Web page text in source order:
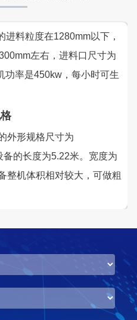
料粒度在1280mm以下，
左右，进料口尺寸为
功率是450kw，每小时可生
外形规格尺寸为
的长度为5.22米。宽度为
整机体积相对较大，可做粗
设计产能
时产500-600吨